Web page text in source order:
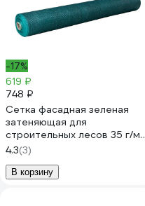
-17%
619 ₽
748 ₽
Сетка фасадная зеленая
затеняющая для
строительных лесов 35 г/м²,
1.5х10 м Доминар Z80318
4.3(3)
В корзину